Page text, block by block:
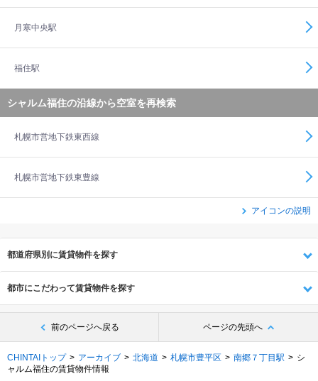
月寒中央駅
福住駅
シャルム福住の沿線から空室を再検索
札幌市営地下鉄東西線
札幌市営地下鉄東豊線
アイコンの説明
都道府県別に賃貸物件を探す
都市にこだわって賃貸物件を探す
前のページへ戻る ページの先頭へ
CHINTAIトップ アーカイブ 北海道 札幌市豊平区 南郷７丁目駅
シ
ャルム福住の賃貸物件情報